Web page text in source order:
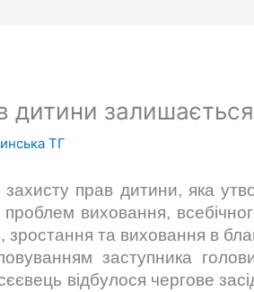
дитини
ТГ
захисту прав дитини, яка
виховання,
зростання та виховання в
заступника
відбулося чергове